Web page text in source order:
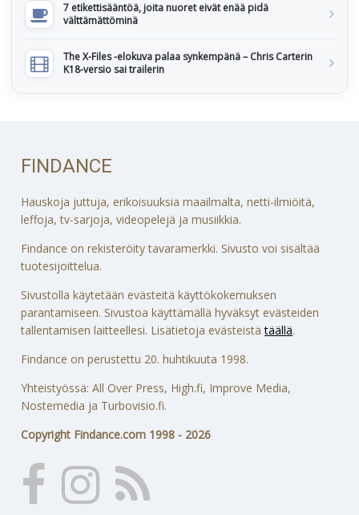
7 etikettisääntöä, joita nuoret eivät enää pidä
välttämättöminä
The X-Files -elokuva palaa synkempänä – Chris Carterin
K18-versio sai trailerin
FINDANCE
Hauskoja juttuja, erikoisuuksia maailmalta, netti-ilmiöitä,
leffoja, tv-sarjoja, videopelejä ja musiikkia.
Findance on rekisteröity tavaramerkki. Sivusto voi sisältää
tuotesijoittelua.
Sivustolla käytetään evästeitä käyttökokemuksen
parantamiseen. Sivustoa käyttämällä hyväksyt evästeiden
tallentamisen laitteellesi. Lisätietoja evästeistätäällä.
Findance on perustettu 20. huhtikuuta 1998.
Yhteistyössä: All Over Press, High.fi, Improve Media,
Nostemedia ja Turbovisio.fi.
Copyright Findance.com 1998 - 2026